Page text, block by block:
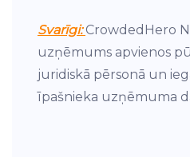
Svarīgi:CrowdedHero
uzņēmums apvienos
juridiskā pērsonā un
īpašnieka uzņēmuma